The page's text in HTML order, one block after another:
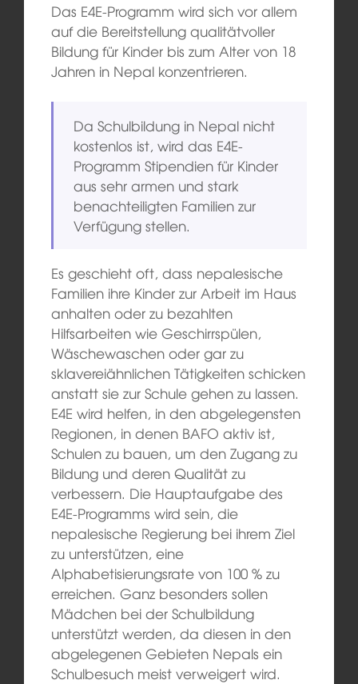
Das E4E-Programm wird sich vor allem
auf die Bereitstellung qualitätvoller
Bildung für Kinder bis zum Alter von 18
Jahren in Nepal konzentrieren.
Da Schulbildung in Nepal nicht
kostenlos ist, wird das E4E-
Programm Stipendien für Kinder
aus sehr armen und stark
benachteiligten Familien zur
Verfügung stellen.
Es geschieht oft, dass nepalesische
Familien ihre Kinder zur Arbeit im Haus
anhalten oder zu bezahlten
Hilfsarbeiten wie Geschirrspülen,
Wäschewaschen oder gar zu
sklavereiähnlichen Tätigkeiten schicken
anstatt sie zur Schule gehen zu lassen.
E4E wird helfen, in den abgelegensten
Regionen, in denen BAFO aktiv ist,
Schulen zu bauen, um den Zugang zu
Bildung und deren Qualität zu
verbessern. Die Hauptaufgabe des
E4E-Programms wird sein, die
nepalesische Regierung bei ihrem Ziel
zu unterstützen, eine
Alphabetisierungsrate von 100 % zu
erreichen. Ganz besonders sollen
Mädchen bei der Schulbildung
unterstützt werden, da diesen in den
abgelegenen Gebieten Nepals ein
Schulbesuch meist verweigert wird.